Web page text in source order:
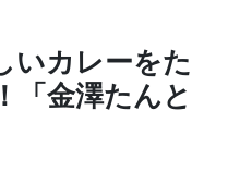
いカレーをた
「金澤たんと